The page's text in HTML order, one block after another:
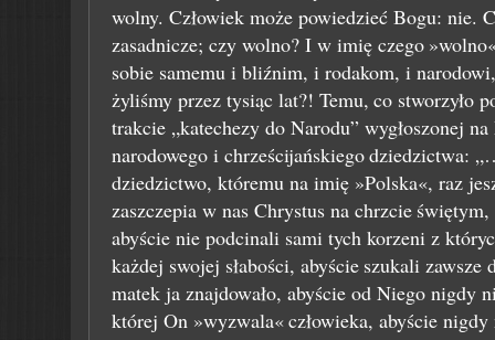
wolny. Człowiek może powiedzieć Bogu: nie.
zasadnicze; czy wolno? I w imię czego
sobie samemu i bliźnim, i rodakom, i
żyliśmy przez tysiąc lat?! Temu, co stworzyło
trakcie „katechezy do Narodu” wygłoszonej na
narodowego i chrześcijańskiegodziedzictwa:
dziedzictwo, któremu na imię »Polska«, raz
zaszczepia w nas Chrystus na chrzcie
abyście nie podcinali sami tych korzeni z
każdej swojej słabości, abyście szukali zawsze
matek ja znajdowało, abyście od Niego nigdy
której On »wyzwala«człowieka, abyście